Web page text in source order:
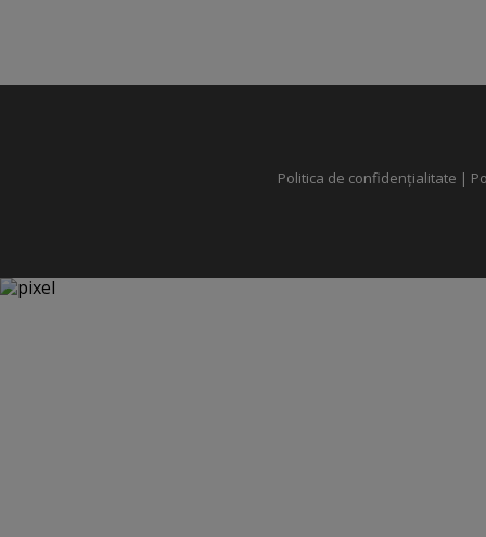
Politica de confidențialitate |